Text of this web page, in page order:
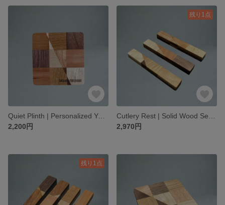
Quiet Plinth | Personalized Yosegi
2,200円
残り1点
2,970円
残り1点